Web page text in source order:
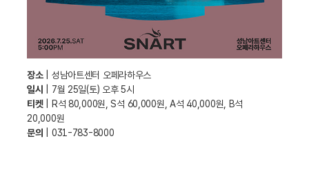
장소
| 성남아트센터 오페라하우스
일시
| 7월 25일(토) 오후 5시
티켓
| R석 80,000원, S석 60,000원, A석 40,000원, B석
20,000원
문의
| 031-783-8000